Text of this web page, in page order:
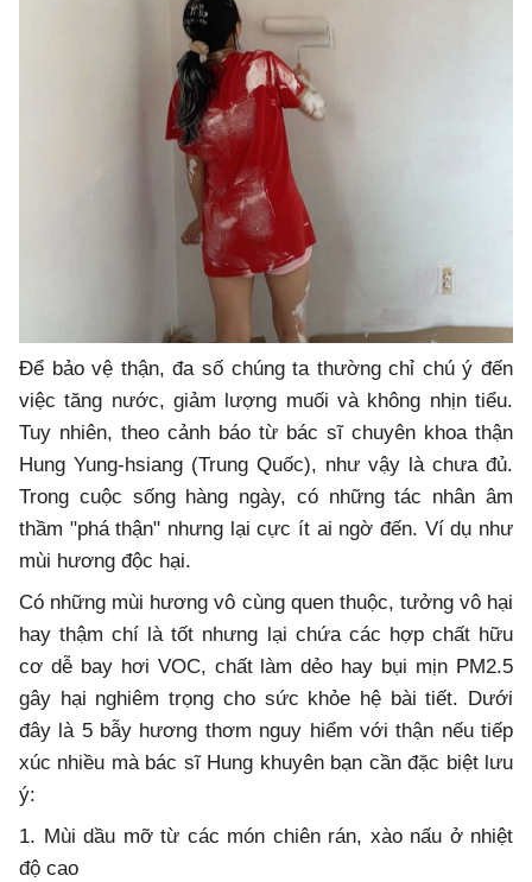
Để bảo vệ thận, đa số chúng ta thường chỉ chú ý đến
việc tăng nước, giảm lượng muối và không nhịn tiểu.
Tuy nhiên, theo cảnh báo từ bác sĩ chuyên khoa thận
Hung Yung-hsiang (Trung Quốc), như vậy là chưa đủ.
Trong cuộc sống hàng ngày, có những tác nhân âm
thầm "phá thận" nhưng lại cực ít ai ngờ đến. Ví dụ như
mùi hương độc hại.
Có những mùi hương vô cùng quen thuộc, tưởng vô hại
hay thậm chí là tốt nhưng lại chứa các hợp chất hữu
cơ dễ bay hơi VOC, chất làm dẻo hay bụi mịn PM2.5
gây hại nghiêm trọng cho sức khỏe hệ bài tiết. Dưới
đây là 5 bẫy hương thơm nguy hiểm với thận nếu tiếp
xúc nhiều mà bác sĩ Hung khuyên bạn cần đặc biệt lưu
ý:
1. Mùi dầu mỡ từ các món chiên rán, xào nấu ở nhiệt
độ cao